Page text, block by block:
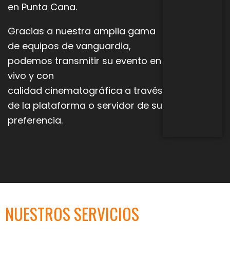
en Punta Cana.
Gracias a nuestra amplia gama
de equipos de vanguardia,
podemos transmitir su evento en
vivo y con
calidad cinematográfica a través
de la plataforma o servidor de su
preferencia.
NUESTROS SERVICIOS